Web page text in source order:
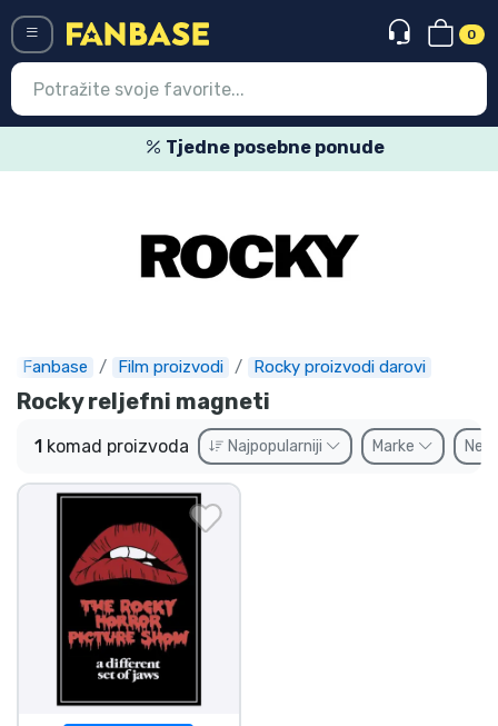
0
Tjedne posebne ponude
Fanbase Film proizvodi Rocky proizvodi darovi
Rocky reljefni magneti
1 komad proizvoda Najpopularniji Marke Ne
Najnovije proizvodi
Ekspresna dostava
Prednarudžbe
Outlet proizvodi
Dostava i plaćanje
TV serija proizvodi
Film proizvodi
Crtani proizvodi